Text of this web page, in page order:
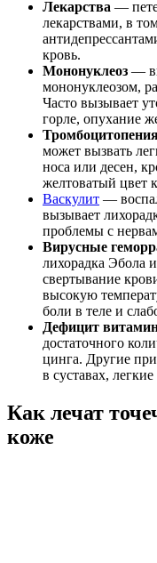
Лекарства —
лекарствами, в
кровь.
Мононуклеоз —
мононуклеозом,
Часто вызывает
горле, опухание
может вызвать
носа или десен,
желтоватый цвет
Васкулит —
вызывает
проблемы с
Вирусные
лихорадка Эбола
свертывание
высокую
боли в теле и
Дефицит
достаточного
цинга. Другие
в суставах,
Как лечат
коже